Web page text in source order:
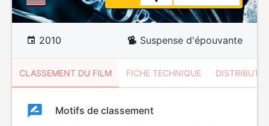
2010 Suspense d'épouvante
CLASSEMENT DU FILM FICHE TECHNIQUE
ClassementClassement
Motifs de classement